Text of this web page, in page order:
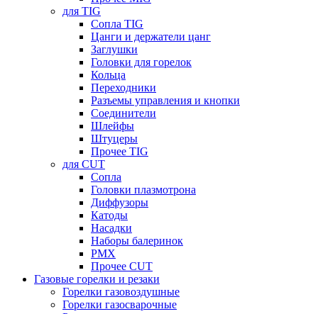
для TIG
Сопла TIG
Цанги и держатели цанг
Заглушки
Головки для горелок
Кольца
Переходники
Разъемы управления и кнопки
Соединители
Шлейфы
Штуцеры
Прочее TIG
для CUT
Сопла
Головки плазмотрона
Диффузоры
Катоды
Насадки
Наборы балеринок
PMX
Прочее CUT
Газовые горелки и резаки
Горелки газовоздушные
Горелки газосварочные